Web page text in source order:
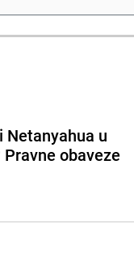
Netanyahua u
obaveze